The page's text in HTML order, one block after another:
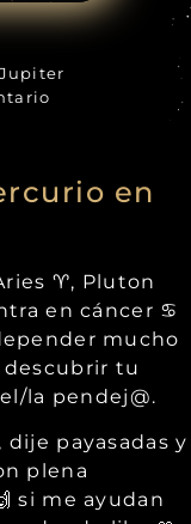
en
♈, Pluton
en cáncer ♋
mucho
tu
la pendej@.
dije payasadas y
plena
si me ayudan